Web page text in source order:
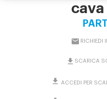
cava
RICHIEDI
SCARICA
ACCEDI PER